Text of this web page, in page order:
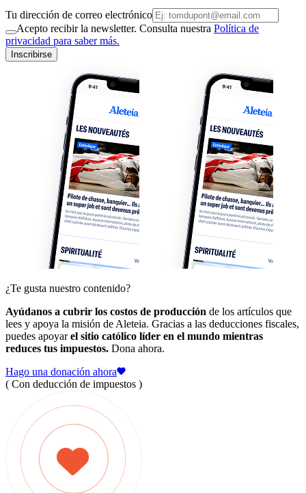
Tu dirección de correo electrónico
Acepto recibir la newsletter. Consulta nuestra Política de
privacidad para saber más.
Inscribirse
¿Te gusta nuestro contenido?
Ayúdanos a cubrir los costos de producción de los artículos que
lees y apoya la misión de Aleteia. Gracias a las deducciones fiscales,
puedes apoyarel sitio católico líder en el mundo mientras
reduces tus impuestos. Dona ahora.
Hago una donación ahora
( Con deducción de impuestos )